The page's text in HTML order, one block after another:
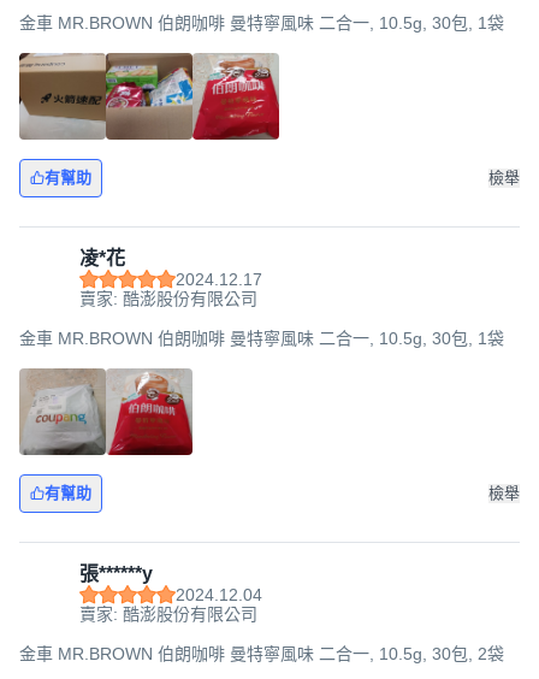
金車 MR.BROWN 伯朗咖啡 曼特寧風味 二合一, 10.5g, 30包, 1袋
有幫助 檢舉
凌*花
2024.12.17
賣家: 酷澎股份有限公司
金車 MR.BROWN 伯朗咖啡 曼特寧風味 二合一, 10.5g, 30包, 1袋
有幫助 檢舉
張******y
2024.12.04
賣家: 酷澎股份有限公司
金車 MR.BROWN 伯朗咖啡 曼特寧風味 二合一, 10.5g, 30包, 2袋